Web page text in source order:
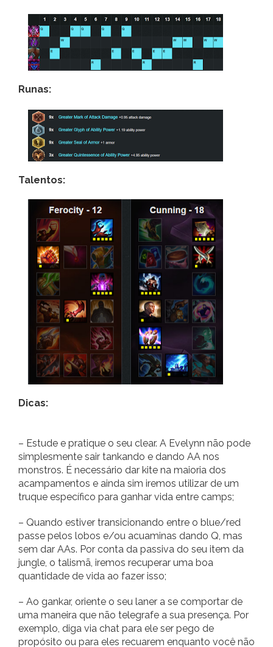
Runas:
Talentos:
Dicas:
– Estude e pratique o seu clear. A Evelynn não pode
simplesmente sair tankando e dando AA nos
monstros. É necessário dar kite na maioria dos
acampamentos e ainda sim iremos utilizar de um
truque específico para ganhar vida entre camps;
– Quando estiver transicionando entre o blue/red
passe pelos lobos e/ou acuaminas dando Q, mas
sem dar AAs. Por conta da passiva do seu item da
jungle, o talismã, iremos recuperar uma boa
quantidade de vida ao fazer isso;
– Ao gankar, oriente o seu laner a se comportar de
uma maneira que não telegrafe a sua presença. Por
exemplo, diga via chat para ele ser pego de
propósito ou para eles recuarem enquanto você não